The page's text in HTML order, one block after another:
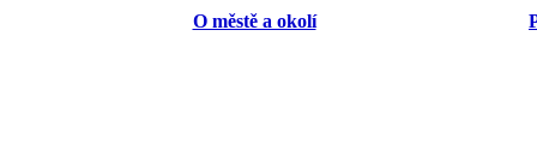
O městě a okolí